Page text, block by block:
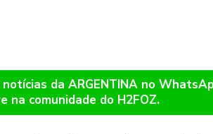
da ARGENTINA no
na comunidade do H2FOZ.